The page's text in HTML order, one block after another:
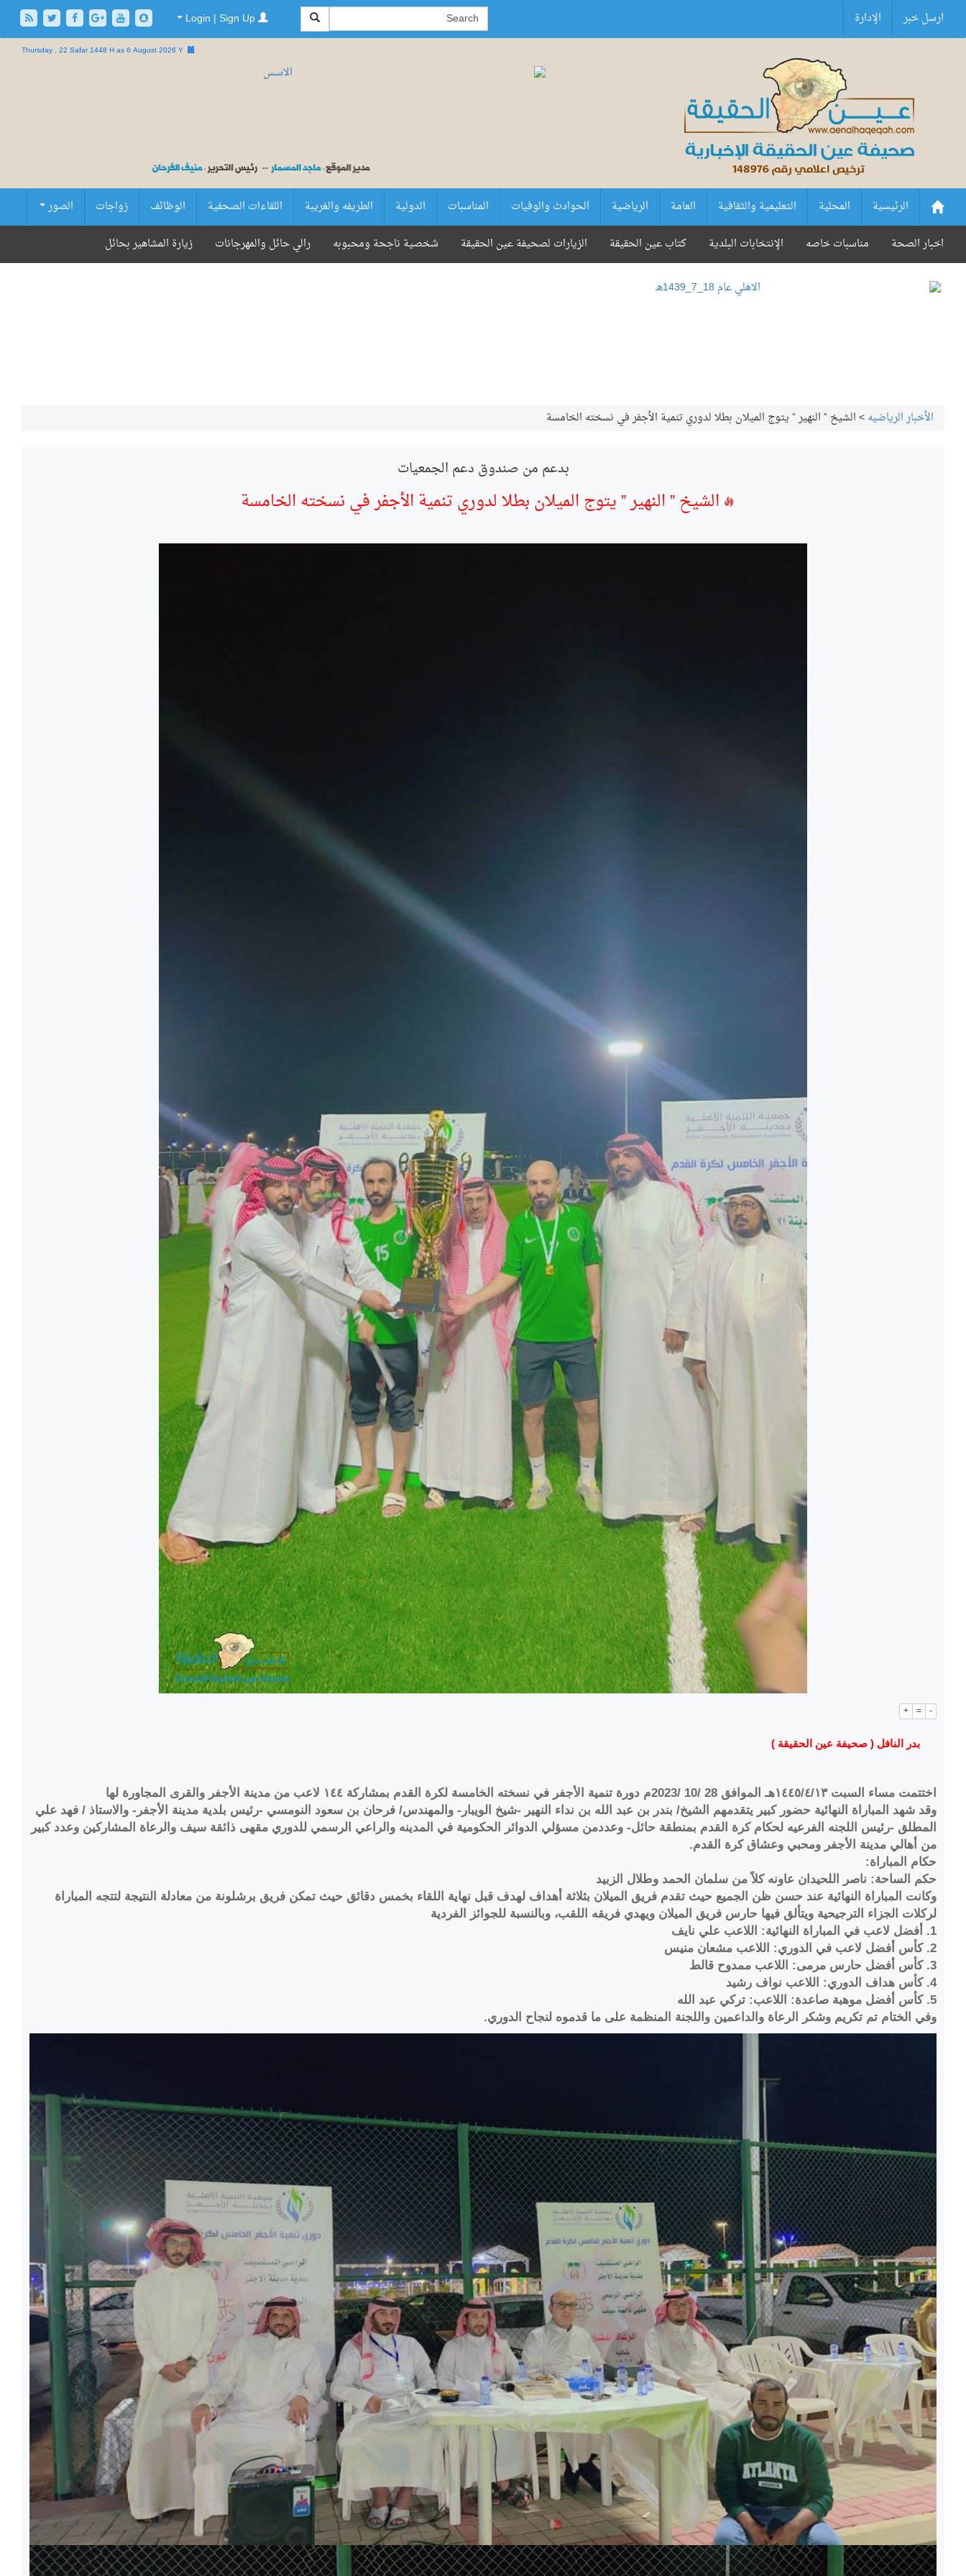
ارسل خبر الإدارة
Thursday , 22 Safar 1448 H as6 August 2026 Y
الرئيسية المحلية التعليمية والثقافية العامة الرياضية الحوادث والوفيات المناسبات الدولية الطريفه والغريبة اللقاءات الصحفية الوظائف زواجات
الصور
زيارة المشاهير بحائل
رالي حائل والمهرجانات شخصية ناجحة ومحبوبه الزيارات لصحيفة عين الحقيقة كتاب عين الحقيقة الإنتخابات البلدية مناسبات خاصه اخبار الصحة
الأخبار الرياضيه>الشيخ ” النهير ” يتوج الميلان بطلا لدوري تنمية الأجفر في نسخته الخامسة
بدعم من صندوق دعم الجمعيات
الشيخ ” النهير ” يتوج الميلان بطلا لدوري تنمية الأجفر في نسخته الخامسة
+ = -
بدر النافل ( صحيفة عين الحقيقة )
اختتمت مساء السبت ١٤٤٥/٤/١٣هـ الموافق 28 /10 /2023م دورة تنمية الأجفر في نسخته الخامسة لكرة القدم بمشاركة ١٤٤ لاعب من مدينة الأجفر والقرى المجاورة لها
وقد شهد المباراة النهائية حضور كبير يتقدمهم الشيخ/ بندر بن عبد الله بن نداء النهير -شيخ الويبار- والمهندس/ فرحان بن سعود النومسي -رئيس بلدية مدينة الأجفر- والاستاذ / فهد علي
المطلق -رئيس اللجنه الفرعيه لحكام كرة القدم بمنطقة حائل- وعددمن مسؤلي الدوائر الحكومية في المدينه والراعي الرسمي للدوري مقهى ذائقة سيف والرعاة المشاركين وعدد كبير
من أهالي مدينة الأجفر ومحبي وعشاق كرة القدم.
حكام المباراة:
حكم الساحة: ناصر اللحيدان عاونه كلاً من سلمان الحمد وطلال الزبيد
وكانت المباراة النهائية عند حسن ظن الجميع حيث تقدم فريق الميلان بثلاثة أهداف لهدف قبل نهاية اللقاء بخمس دقائق حيث تمكن فريق برشلونة من معادلة النتيجة لتتجه المباراة
لركلات الجزاء الترجيحية ويتألق فيها حارس فريق الميلان ويهدي فريقه اللقب، وبالنسبة للجوائز الفردية
1. أفضل لاعب في المباراة النهائية: اللاعب علي نايف
2. كأس أفضل لاعب في الدوري: اللاعب مشعان منيس
3. كأس أفضل حارس مرمى: اللاعب ممدوح قالط
4. كأس هداف الدوري: اللاعب نواف رشيد
5. كأس أفضل موهبة صاعدة: اللاعب: تركي عبد الله
وفي الختام تم تكريم وشكر الرعاة والداعمين واللجنة المنظمة على ما قدموه لنجاح الدوري.